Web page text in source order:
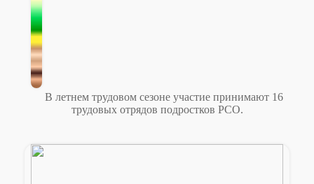
В летнем трудовом сезоне участие принимают 16
трудовых отрядов подростков РСО.